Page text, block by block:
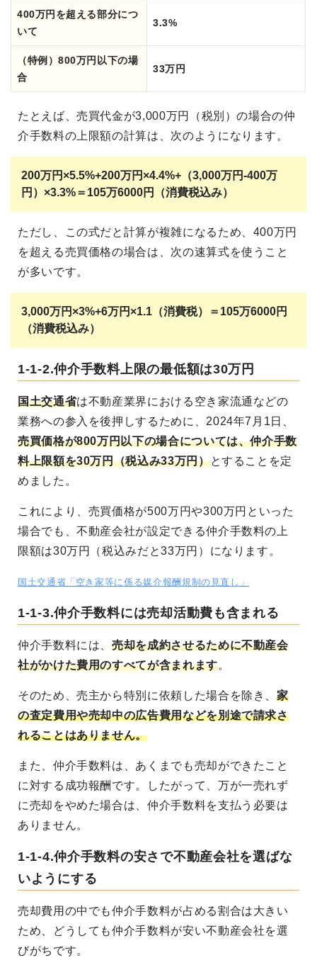
400万円を超える部分につ
いて
3.3%
（特例）800万円以下の場
合
33万円
たとえば、売買代金が3,000万円（税別）の場合の仲
介手数料の上限額の計算は、次のようになります。
200万円×5.5%+200万円×4.4%+（3,000万円-400万
円）×3.3%＝105万6000円（消費税込み）
ただし、この式だと計算が複雑になるため、400万円
を超える売買価格の場合は、次の速算式を使うこと
が多いです。
3,000万円×3%+6万円×1.1（消費税）＝105万6000円
（消費税込み）
1-1-2.仲介手数料上限の最低額は30万円
国土交通省は不動産業界における空き家流通などの
業務への参入を後押しするために、2024年7月1日、
売買価格が800万円以下の場合については、仲介手数
料上限額を30万円（税込み33万円）とすることを定
めました。
これにより、売買価格が500万円や300万円といった
場合でも、不動産会社が設定できる仲介手数料の上
限額は30万円（税込みだと33万円）になります。
国土交通省「空き家等に係る媒介報酬規制の見直し」
1-1-3.仲介手数料には売却活動費も含まれる
仲介手数料には、売却を成約させるために不動産会
社がかけた費用のすべてが含まれます。
そのため、売主から特別に依頼した場合を除き、家
の査定費用や売却中の広告費用などを別途で請求さ
れることはありません。
また、仲介手数料は、あくまでも売却ができたこと
に対する成功報酬です。したがって、万が一売れず
に売却をやめた場合は、仲介手数料を支払う必要は
ありません。
1-1-4.仲介手数料の安さで不動産会社を選ばな
いようにする
売却費用の中でも仲介手数料が占める割合は大きい
ため、どうしても仲介手数料が安い不動産会社を選
びがちです。